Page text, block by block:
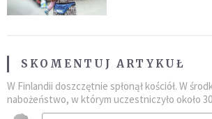
SKOMENTUJ ARTYKUŁ
W Finlandii doszczętnie spłonął kościół. W
nabożeństwo, w którym uczestniczyło około